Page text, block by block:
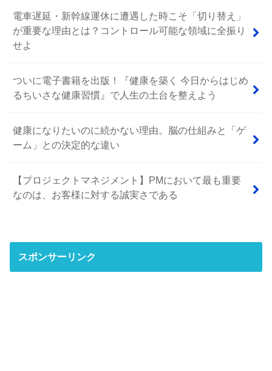
電車遅延・新幹線運休に遭遇した時こそ「切り替え」
が重要な理由とは？コントロール可能な領域に全振り
せよ
ついに電子書籍を出版！『健康を築く 今日からはじめ
るちいさな健康習慣』で人生の土台を整えよう
健康になりたいのに続かない理由。脳の仕組みと「ゲ
ーム」との決定的な違い
【プロジェクトマネジメント】PMにおいて最も重要
なのは、お客様に対する誠実さである
スポンサーリンク